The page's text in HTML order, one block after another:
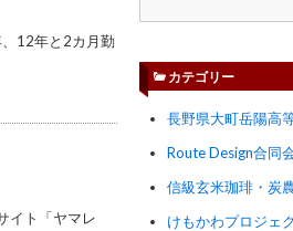
12年と2カ月勤
イト「ヤマレ
カテゴリー
長野県大町岳陽高
Route Design合同
信級玄米珈琲・炭
けもかわプロジェ